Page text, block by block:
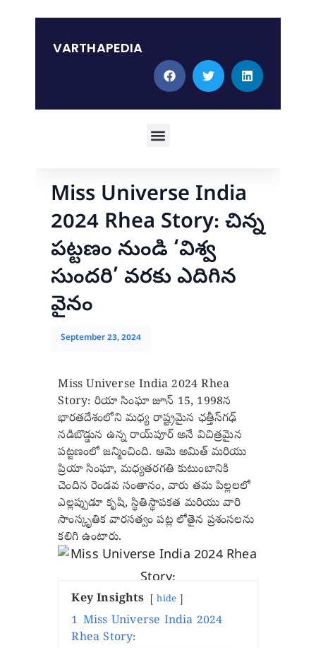
content
VARTHAPEDIA
Menu
Miss Universe India
2024 Rhea Story: చిన్న
పట్టణం నుండి ‘విశ్వ
సుందరి’ వరకు ఎదిగిన
వైనం
September 23, 2024
Miss Universe India 2024 Rhea
Story: రియా సింఘా జూన్ 15, 1998న
భారతదేశంలోని మధ్య రాష్ట్రమైన ఛత్తీస్‌గఢ్
నడిబొడ్డున ఉన్న రాయ్‌పూర్ అనే విచిత్రమైన
పట్టణంలో జన్మించింది. ఆమె అమిత్ మరియు
ప్రియా సింఘా, మధ్యతరగతి కుటుంబానికి
చెందిన రెండవ సంతానం, వారు తమ పిల్లలలో
ఎల్లప్పుడూ కృషి, స్థితిస్థాపకత మరియు వారి
సాంస్కృతిక వారసత్వం పట్ల లోతైన ప్రశంసలను
కలిగి ఉంటారు.
Key Insights hide
1 Miss Universe India 2024
Rhea Story: